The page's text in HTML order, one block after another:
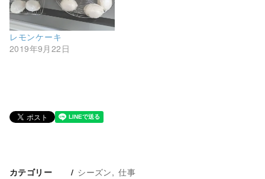
レモンケーキ
2019年9月22日
カテゴリー シーズン 仕事